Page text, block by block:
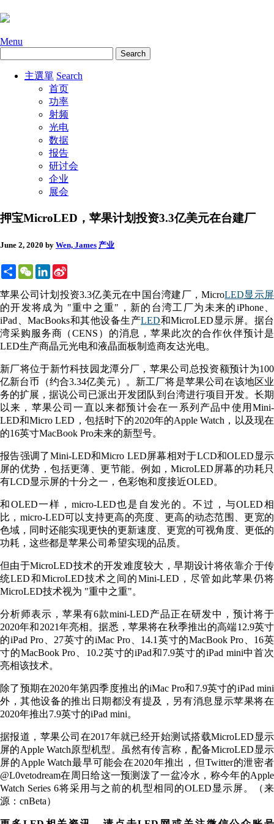
Menu
主選單 Search
首页
功率
射频
光电
数据
报告
研讨会
企业
展会
押宝MicroLED，苹果计划投资3.3亿美元在台建厂
June 2, 2020 by Wen, James 产业
ShareWeChatLinkedIn
苹果公司计划投资3.3亿美元在中国台湾建厂，MicroLED显示屏
的开发将成为 "重中之重"，新的台湾工厂为未来的iPhone、
iPad、MacBooks和其他设备生产LED和MicroLED显示屏。据台
湾采购服务商（CENS）的消息，苹果此次的合作伙伴预计是
LED生产商晶元光电和液晶面板制造商友达光电。
新厂将位于新竹科技园龙潭分厂，苹果公司总投资额预计为100
亿新台币（约合3.34亿美元）。新工厂将是苹果公司在该地区业
务的扩展，据说公司已派出开发团队到台湾进行项目开发。长期
以来，苹果公司一直以来都预计会在一系列产品中使用Mini-
LED和Micro LED，包括时下的2020年的Apple Watch，以及现在
的16英寸MacBook Pro未来的新型号。
报告强调了Mini-LED和Micro LED屏幕相对于LCD和OLED显示
屏的优势，包括更薄、更节能。例如，MicroLED屏幕的功耗只
有LCD显示屏的十分之一，色彩饱和度接近OLED。
和OLED一样，micro-LED也是自发光的。不过，与OLED相
比，micro-LED可以支持更高的亮度、更高的动态范围、更宽的
色域，同时还能实现更快的更新速度、更宽的可视角度、更低的
功耗，这些都是苹果公司希望实现的品质。
但由于MicroLED技术的开发难度较大，早期设计将依靠介于传
统LED和MicroLED技术之间的Mini-LED，尽管如此苹果仍将
MicroLED技术视为 "重中之重"。
分析师表示，苹果有6款mini-LED产品正在研发中，预计将于
2020年和2021年亮相。据悉，苹果将在秋季推出的高端12.9英寸
的iPad Pro、27英寸的iMac Pro、14.1英寸的MacBook Pro、16英
寸的MacBook Pro、10.2英寸的iPad和7.9英寸的iPad mini中首次
亮相该技术。
除了预期在2020年第四季度推出的iMac Pro和7.9英寸的iPad mini
外，其他设备的推出日期都没有提及，另有消息显示苹果将在
2020年推出7.9英寸的iPad mini。
据报道，苹果公司在2017年就已经开始测试搭载MicroLED显示
屏的Apple Watch原型机型。虽然有传言称，配备MicroLED显示
屏的Apple Watch最早可能会在2020年推出，但Twitter的泄密者
@L0vetodream在周日给这一预测泼了一盆冷水，称今年的Apple
Watch Series 6将采用与之前的机型相同的OLED显示屏。（来
源：cnBeta）